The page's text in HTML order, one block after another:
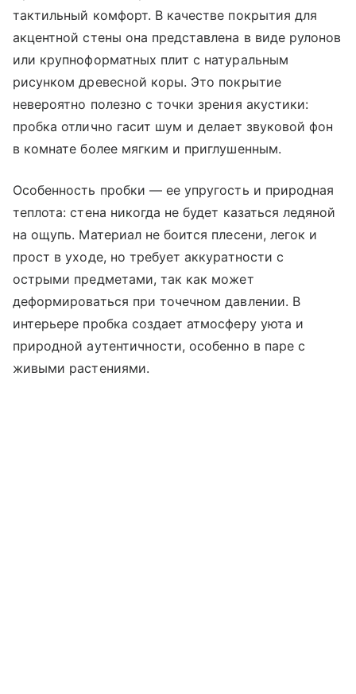
тактильный комфорт. В качестве покрытия для
акцентной стены она представлена в виде рулонов
или крупноформатных плит с натуральным
рисунком древесной коры. Это покрытие
невероятно полезно с точки зрения акустики:
пробка отлично гасит шум и делает звуковой фон
в комнате более мягким и приглушенным.
Особенность пробки — ее упругость и природная
теплота: стена никогда не будет казаться ледяной
на ощупь. Материал не боится плесени, легок и
прост в уходе, но требует аккуратности с
острыми предметами, так как может
деформироваться при точечном давлении. В
интерьере пробка создает атмосферу уюта и
природной аутентичности, особенно в паре с
живыми растениями.